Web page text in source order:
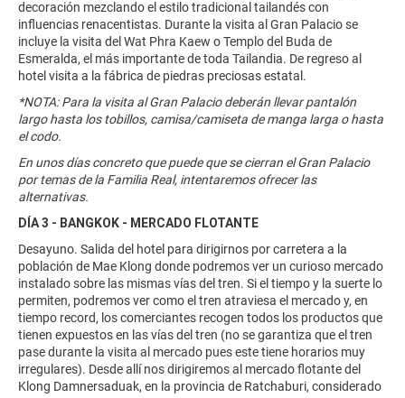
decoración mezclando el estilo tradicional tailandés con
influencias renacentistas. Durante la visita al Gran Palacio se
incluye la visita del Wat Phra Kaew o Templo del Buda de
Esmeralda, el más importante de toda Tailandia. De regreso al
hotel visita a la fábrica de piedras preciosas estatal.
*NOTA: Para la visita al Gran Palacio deberán llevar pantalón
largo hasta los tobillos, camisa/camiseta de manga larga o hasta
el codo.
En unos días concreto que puede que se cierran el Gran Palacio
por temas de la Familia Real, intentaremos ofrecer las
alternativas.
DÍA 3 - BANGKOK - MERCADO FLOTANTE
Desayuno. Salida del hotel para dirigirnos por carretera a la
población de Mae Klong donde podremos ver un curioso mercado
instalado sobre las mismas vías del tren. Si el tiempo y la suerte lo
permiten, podremos ver como el tren atraviesa el mercado y, en
tiempo record, los comerciantes recogen todos los productos que
tienen expuestos en las vías del tren (no se garantiza que el tren
pase durante la visita al mercado pues este tiene horarios muy
irregulares). Desde allí nos dirigiremos al mercado flotante del
Klong Damnersaduak, en la provincia de Ratchaburi, considerado